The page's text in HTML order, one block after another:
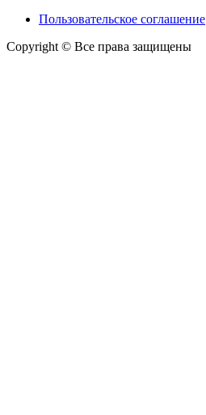
Пользовательское соглашение
Copyright © Все права защищены